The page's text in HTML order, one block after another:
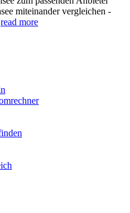
miteinander vergleichen -
read more